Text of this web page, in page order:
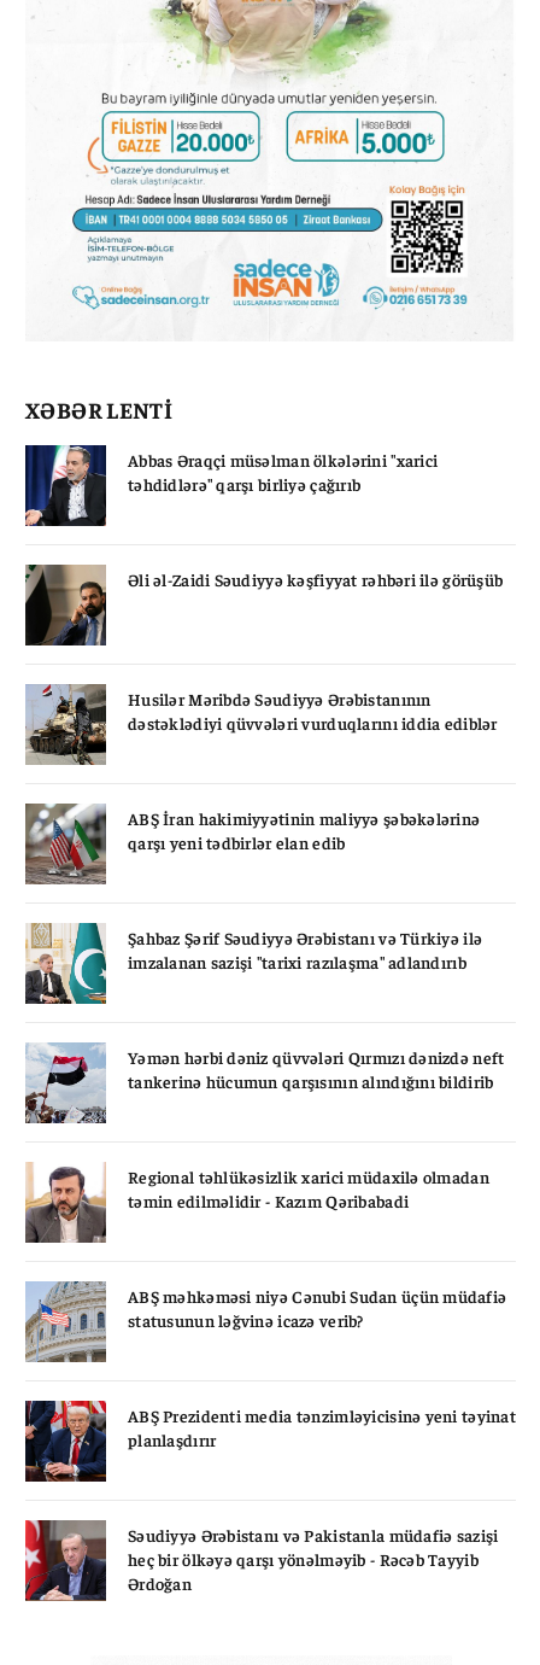
XƏBƏR LENTİ
Abbas Əraqçi müsəlman ölkələrini "xarici
təhdidlərə" qarşı birliyə çağırıb
Əli əl-Zaidi Səudiyyə kəşfiyyat rəhbəri ilə görüşüb
Husilər Məribdə Səudiyyə Ərəbistanının
dəstəklədiyi qüvvələri vurduqlarını iddia ediblər
ABŞ İran hakimiyyətinin maliyyə şəbəkələrinə
qarşı yeni tədbirlər elan edib
Şahbaz Şərif Səudiyyə Ərəbistanı və Türkiyə ilə
imzalanan sazişi "tarixi razılaşma" adlandırıb
Yəmən hərbi dəniz qüvvələri Qırmızı dənizdə neft
tankerinə hücumun qarşısının alındığını bildirib
Regional təhlükəsizlik xarici müdaxilə olmadan
təmin edilməlidir - Kazım Qəribabadi
ABŞ məhkəməsi niyə Cənubi Sudan üçün müdafiə
statusunun ləğvinə icazə verib?
ABŞ Prezidenti media tənzimləyicisinə yeni təyinat
planlaşdırır
Səudiyyə Ərəbistanı və Pakistanla müdafiə sazişi
heç bir ölkəyə qarşı yönəlməyib - Rəcəb Tayyib
Ərdoğan